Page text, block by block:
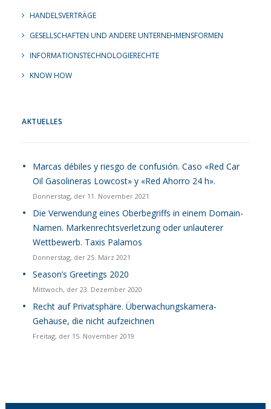
HANDELSVERTRÄGE
GESELLSCHAFTEN UND ANDERE UNTERNEHMENSFORMEN
INFORMATIONSTECHNOLOGIERECHTE
KNOW HOW
AKTUELLES
Marcas débiles y riesgo de confusión. Caso «Red Car
Oil Gasolineras Lowcost» y «Red Ahorro 24 h».
Donnerstag, der 11. November 2021
Die Verwendung eines Oberbegriffs in einem Domain-
Namen. Markenrechtsverletzung oder unlauterer
Wettbewerb. Taxis Palamos
Donnerstag, der 25. März 2021
Season’s Greetings 2020
Mittwoch, der 23. Dezember 2020
Recht auf Privatsphäre. Überwachungskamera-
Gehäuse, die nicht aufzeichnen
Freitag, der 15. November 2019